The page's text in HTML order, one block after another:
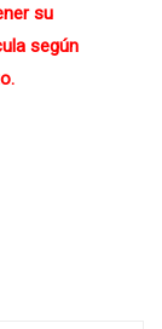
su
según